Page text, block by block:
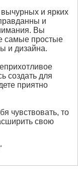
и ярких
и
Вы
самые простые
и дизайна.
создать для
приятно
чувствовать, то
свою